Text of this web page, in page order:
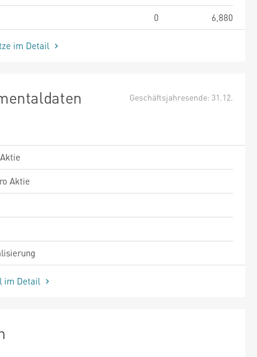
0 6,880
im Detail
Geschäftsjahresende: 31.12.
Aktie
im Detail